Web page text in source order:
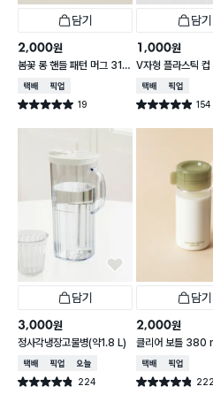
담기
2,000원
봄꽃 롱 핸들 패턴 머그 310
ml
택배배송매장픽업
별점 5.0점 19
건 작성
담기
1,000원
V자형 플라스틱
택배배송매장픽업
별점 4.9점 154
건 작
담기
3,000원
정사각냉장고물병(약1.8 L)
택배배송매장픽업오늘배송
별점 4.8점 224
건 작성
담기
2,000원
클리어 보틀 380
택배배송매장픽업
별점 4.8점 222
건 작